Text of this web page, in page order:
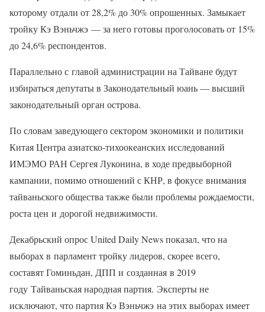
которому отдали от 28,2% до 30% опрошенных. Замыкает
тройку Кэ Вэньчжэ — за него готовы проголосовать от 15%
до 24,6% респондентов.
Параллельно с главой администрации на Тайване будут
избираться депутаты в Законодательный юань — высший
законодательный орган острова.
По словам заведующего сектором экономики и политики
Китая Центра азиатско-тихоокеанских исследований
ИМЭМО РАН Сергея Луконина, в ходе предвыборной
кампании, помимо отношений с КНР, в фокусе внимания
тайваньского общества также были проблемы рождаемости,
роста цен и дорогой недвижимости.
Декабрьский опрос United Daily News показал, что на
выборах в парламент тройку лидеров, скорее всего,
составят Гоминьдан, ДПП и созданная в 2019
году Тайваньская народная партия. Эксперты не
исключают, что партия Кэ Вэньчжэ на этих выборах имеет